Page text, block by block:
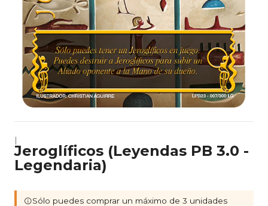
|
Jeroglíficos (Leyendas PB 3.0 -
Legendaria)
Sólo puedes comprar un máximo de 3 unidades